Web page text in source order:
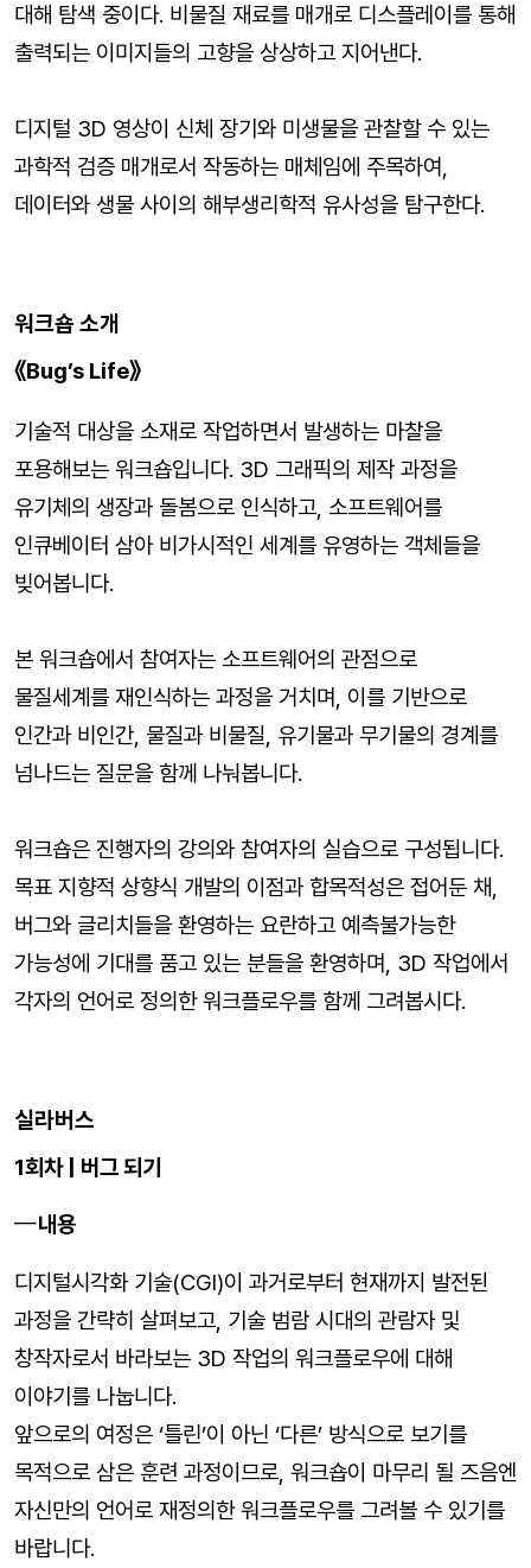
대해 탐색 중이다. 비물질 재료를 매개로 디스플레이를 통해
출력되는 이미지들의 고향을 상상하고 지어낸다.
디지털 3D 영상이 신체 장기와 미생물을 관찰할 수 있는
과학적 검증 매개로서 작동하는 매체임에 주목하여,
데이터와 생물 사이의 해부생리학적 유사성을 탐구한다.
워크숍 소개
《Bug’s Life》
기술적 대상을 소재로 작업하면서 발생하는 마찰을
포용해보는 워크숍입니다. 3D 그래픽의 제작 과정을
유기체의 생장과 돌봄으로 인식하고, 소프트웨어를
인큐베이터 삼아 비가시적인 세계를 유영하는 객체들을
빚어봅니다.
본 워크숍에서 참여자는 소프트웨어의 관점으로
물질세계를 재인식하는 과정을 거치며, 이를 기반으로
인간과 비인간, 물질과 비물질, 유기물과 무기물의 경계를
넘나드는 질문을 함께 나눠봅니다.
워크숍은 진행자의 강의와 참여자의 실습으로 구성됩니다.
목표 지향적 상향식 개발의 이점과 합목적성은 접어둔 채,
버그와 글리치들을 환영하는 요란하고 예측불가능한
가능성에 기대를 품고 있는 분들을 환영하며, 3D 작업에서
각자의 언어로 정의한 워크플로우를 함께 그려봅시다.
실라버스
1회차 | 버그 되기
내용
디지털시각화 기술(CGI)이 과거로부터 현재까지 발전된
과정을 간략히 살펴보고, 기술 범람 시대의 관람자 및
창작자로서 바라보는 3D 작업의 워크플로우에 대해
이야기를 나눕니다.
앞으로의 여정은 ‘틀린’이 아닌 ‘다른’ 방식으로 보기를
목적으로 삼은 훈련 과정이므로, 워크숍이 마무리 될 즈음엔
자신만의 언어로 재정의한 워크플로우를 그려볼 수 있기를
바랍니다.